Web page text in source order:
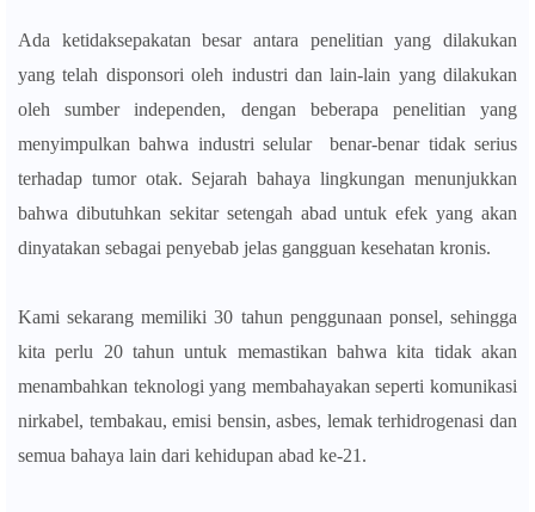
Ada ketidaksepakatan besar antara penelitian yang dilakukan
yang telah disponsori oleh industri dan lain-lain yang dilakukan
oleh sumber independen, dengan beberapa penelitian yang
menyimpulkan bahwa industri selular benar-benar tidak serius
terhadap tumor otak. Sejarah bahaya lingkungan menunjukkan
bahwa dibutuhkan sekitar setengah abad untuk efek yang akan
dinyatakan sebagai penyebab jelas gangguan kesehatan kronis.
Kami sekarang memiliki 30 tahun penggunaan ponsel, sehingga
kita perlu 20 tahun untuk memastikan bahwa kita tidak akan
menambahkan teknologi yang membahayakan seperti komunikasi
nirkabel, tembakau, emisi bensin, asbes, lemak terhidrogenasi dan
semua bahaya lain dari kehidupan abad ke-21.